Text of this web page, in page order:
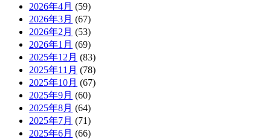
2026年4月 (59)
2026年3月 (67)
2026年2月 (53)
2026年1月 (69)
2025年12月 (83)
2025年11月 (78)
2025年10月 (67)
2025年9月 (60)
2025年8月 (64)
2025年7月 (71)
2025年6月 (66)